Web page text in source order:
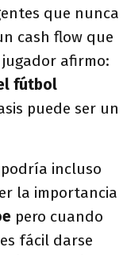
que nunca
cash flow que
jugador afirmo:
fútbol
puede ser un
incluso
la importancia
pero cuando
fácil darse